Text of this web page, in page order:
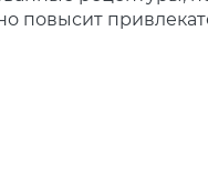
повысит